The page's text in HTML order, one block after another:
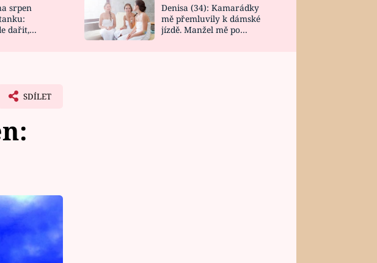
DESIGN
srpen
dařit,
Denisa (34): Kamarádky
mě přemluvily k dámské
jízdě. Manžel mě po
SDÍLET